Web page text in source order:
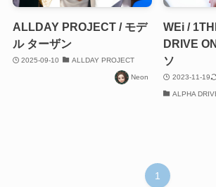
ALLDAY PROJECT / モデ
ル ターザン
2025-09-10 ALLDAY PROJECT
Neon
WEi /
DRIVE
ソ
2023-11-19
ALPHA
1